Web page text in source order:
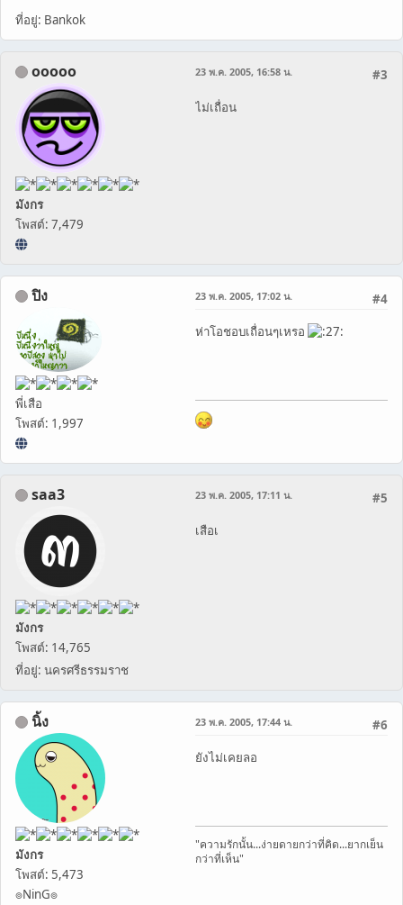
ที่อยู่: Bankok
ooooo
มังกร
โพสต์: 7,479
#3
23 พ.ค. 2005, 16:58 น.
ไม่เถื่อน
ปิง
พี่เสือ
โพสต์: 1,997
#4
23 พ.ค. 2005, 17:02 น.
ห่าโอชอบเถื่อนๆเหรอ
saa3
มังกร
โพสต์: 14,765
ที่อยู่: นครศรีธรรมราช
#5
23 พ.ค. 2005, 17:11 น.
เสือเ
นิ้ง
มังกร
โพสต์: 5,473
๏NinG๏
#6
23 พ.ค. 2005, 17:44 น.
ยังไม่เคยลอ
"ความรักนั้น...ง่ายดายกว่าที่คิด...ยากเย็น
กว่าที่เห็น"